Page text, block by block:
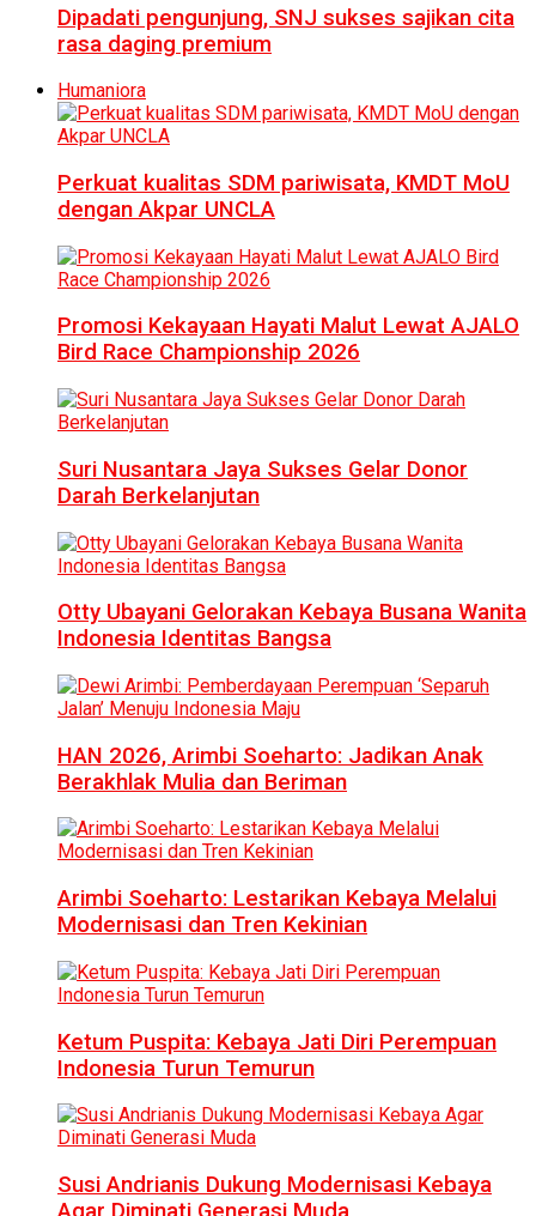
Dipadati pengunjung, SNJ sukses sajikan cita
rasa daging premium
Humaniora
Perkuat kualitas SDM pariwisata, KMDT MoU
dengan Akpar UNCLA
Promosi Kekayaan Hayati Malut Lewat AJALO
Bird Race Championship 2026
Suri Nusantara Jaya Sukses Gelar Donor
Darah Berkelanjutan
Otty Ubayani Gelorakan Kebaya Busana Wanita
Indonesia Identitas Bangsa
HAN 2026, Arimbi Soeharto: Jadikan Anak
Berakhlak Mulia dan Beriman
Arimbi Soeharto: Lestarikan Kebaya Melalui
Modernisasi dan Tren Kekinian
Ketum Puspita: Kebaya Jati Diri Perempuan
Indonesia Turun Temurun
Susi Andrianis Dukung Modernisasi Kebaya